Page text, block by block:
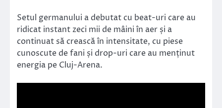
Setul germanului a debutat cu beat-uri care au
ridicat instant zeci mii de mâini în aer și a
continuat să crească în intensitate, cu piese
cunoscute de fani și drop-uri care au menținut
energia pe Cluj-Arena.